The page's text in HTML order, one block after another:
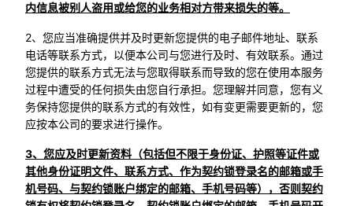
内信息被别人盗用或给您的业务相对方带来损失的等。
2、您应当准确提供并及时更新您提供的电子邮件地址、联系
电话等联系方式，以便本公司与您进行及时、有效联系。通过
您提供的联系方式无法与您取得联系而导致的您在使用本服务
过程中遭受的任何损失由您自行承担。您理解并同意，您有义
务保持您提供的联系方式的有效性，如有变更需要更新的，您
应按本公司的要求进行操作。
3、您应及时更新资料（包括但不限于身份证、护照等证件或
其他身份证明文件、联系方式、作为契约锁登录名的邮箱或手
机号码、与契约锁账户绑定的邮箱、手机号码等），否则契约